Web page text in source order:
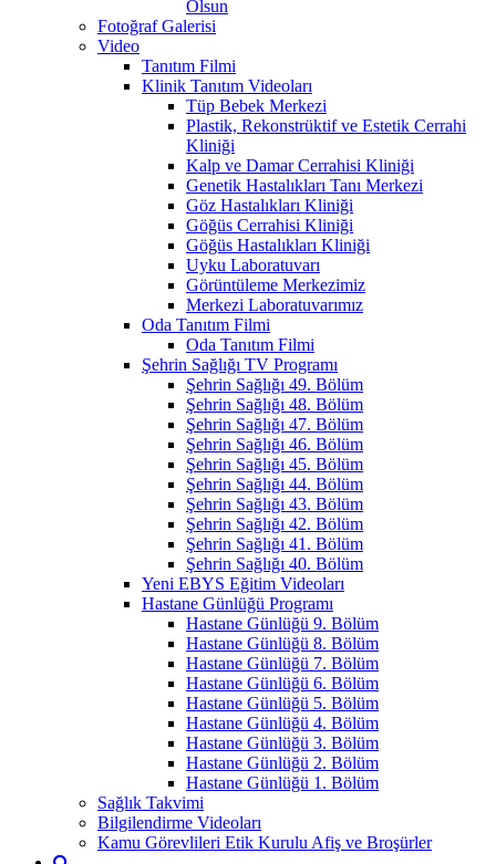
Olsun
Fotoğraf Galerisi
Video
Tanıtım Filmi
Klinik Tanıtım Videoları
Tüp Bebek Merkezi
Plastik, Rekonstrüktif ve Estetik Cerrahi
Kliniği
Kalp ve Damar Cerrahisi Kliniği
Genetik Hastalıkları Tanı Merkezi
Göz Hastalıkları Kliniği
Göğüs Cerrahisi Kliniği
Göğüs Hastalıkları Kliniği
Uyku Laboratuvarı
Görüntüleme Merkezimiz
Merkezi Laboratuvarımız
Oda Tanıtım Filmi
Oda Tanıtım Filmi
Şehrin Sağlığı TV Programı
Şehrin Sağlığı 49. Bölüm
Şehrin Sağlığı 48. Bölüm
Şehrin Sağlığı 47. Bölüm
Şehrin Sağlığı 46. Bölüm
Şehrin Sağlığı 45. Bölüm
Şehrin Sağlığı 44. Bölüm
Şehrin Sağlığı 43. Bölüm
Şehrin Sağlığı 42. Bölüm
Şehrin Sağlığı 41. Bölüm
Şehrin Sağlığı 40. Bölüm
Yeni EBYS Eğitim Videoları
Hastane Günlüğü Programı
Hastane Günlüğü 9. Bölüm
Hastane Günlüğü 8. Bölüm
Hastane Günlüğü 7. Bölüm
Hastane Günlüğü 6. Bölüm
Hastane Günlüğü 5. Bölüm
Hastane Günlüğü 4. Bölüm
Hastane Günlüğü 3. Bölüm
Hastane Günlüğü 2. Bölüm
Hastane Günlüğü 1. Bölüm
Sağlık Takvimi
Bilgilendirme Videoları
Kamu Görevlileri Etik Kurulu Afiş ve Broşürler